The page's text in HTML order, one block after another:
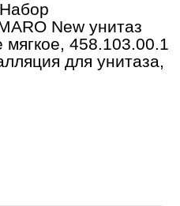
New унитаз
мягкое, 458.103.00.1
для унитаза,